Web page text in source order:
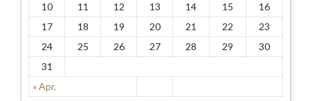
« Apr.
10
11 12 13 14 15
16
17
18 19 20 21 22
23
24
25 26 27 28 29
30
31